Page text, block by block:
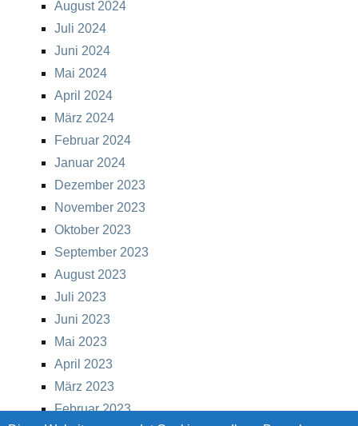
August 2024
Juli 2024
Juni 2024
Mai 2024
April 2024
März 2024
Februar 2024
Januar 2024
Dezember 2023
November 2023
Oktober 2023
September 2023
August 2023
Juli 2023
Juni 2023
Mai 2023
April 2023
März 2023
Februar 2023